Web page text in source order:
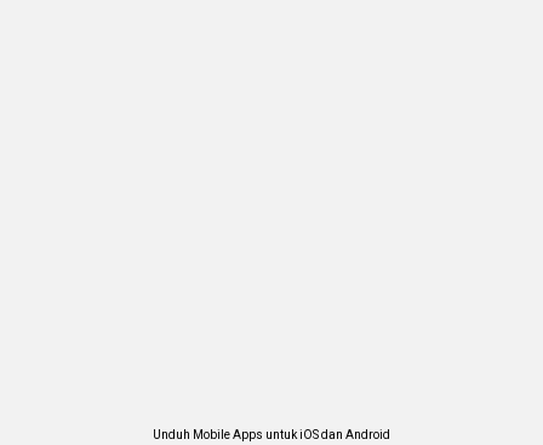
Unduh Mobile Apps untuk iOS dan Android